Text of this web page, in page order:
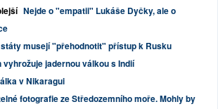
Nejde o "empatii" Lukáše Dyčky, ale o
musejí "přehodnotit" přístup k Rusku
vyhrožuje jadernou válkou s Indií
v Nikaragui
fotografie ze Středozemního moře. Mohly by